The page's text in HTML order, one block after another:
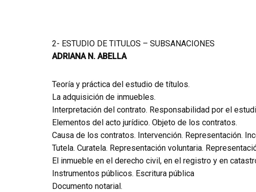
2- ESTUDIO DE TITULOS – SUBSANACIONES
ADRIANA N. ABELLA
Teoría y práctica del estudio de títulos.
La adquisición de inmuebles.
Interpretación del contrato. Responsabilidad por el
Elementos del acto jurídico. Objeto de los contratos.
Causa de los contratos. Intervención. Representación.
Tutela. Curatela. Representación voluntaria.
El inmueble en el derecho civil, en el registro y en
Instrumentos públicos. Escritura pública
Documento notarial.